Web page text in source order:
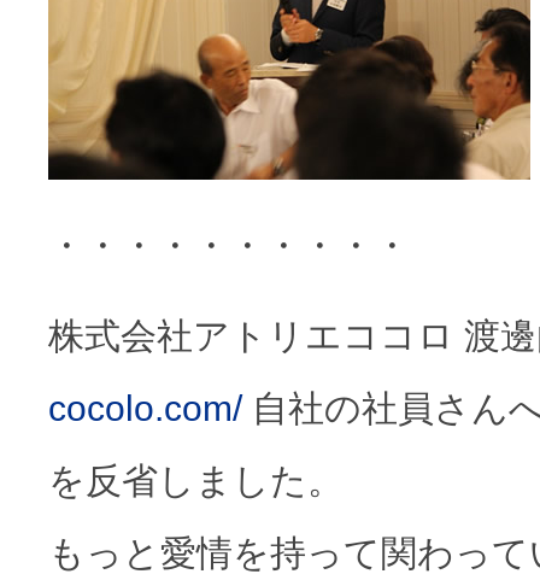
・・・・・・・・・・
株式会社アトリエココロ 渡
cocolo.com/自社の社員さん
を反省しました。
もっと愛情を持って関わっ